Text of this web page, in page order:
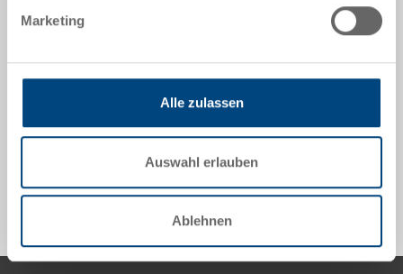
Marketing
Alle zulassen
Auswahl erlauben
Ablehnen
Scharnierteil, zu NESCO, PP, schwarz, mit Führung für
Sonderanfertigungen - Unser Spezialgebiet
Sicherheit & Bestellung